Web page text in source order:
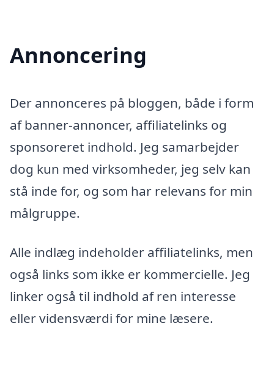
Annoncering
Der annonceres på bloggen, både i form
af banner-annoncer, affiliatelinks og
sponsoreret indhold. Jeg samarbejder
dog kun med virksomheder, jeg selv kan
stå inde for, og som har relevans for min
målgruppe.
Alle indlæg indeholder affiliatelinks, men
også links som ikke er kommercielle. Jeg
linker også til indhold af ren interesse
eller vidensværdi for mine læsere.